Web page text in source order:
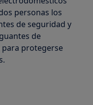
personas los
de seguridad y
de
protegerse